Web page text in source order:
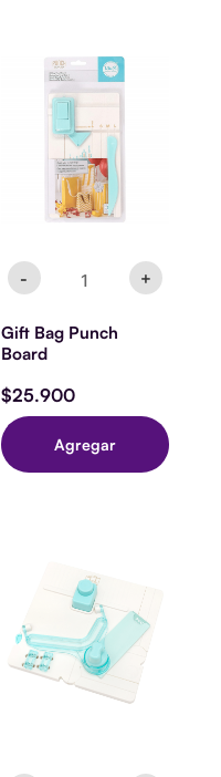
-
Bag
Punch
Board
cantidad
+
Gift Bag Punch
Board
$25.900
Agregar
Board
cantidad